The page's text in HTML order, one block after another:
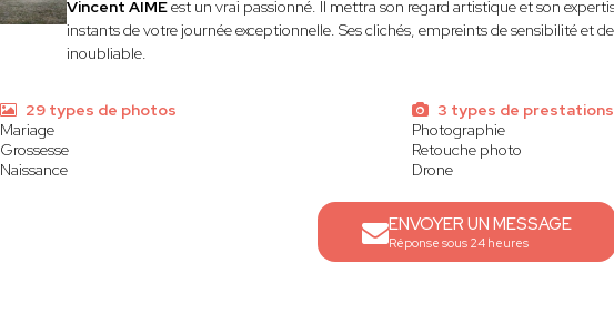
Vincent AIMEest un vrai passionné. Il mettra son regard artistique et son
instants de votre journée exceptionnelle. Ses clichés, empreints de sensibilité et
inoubliable.
29 types de photos
Mariage
Grossesse
Naissance
3 types de prestations
Photographie
Retouche photo
Drone
ENVOYER UN MESSAGE
Réponse sous 24 heures